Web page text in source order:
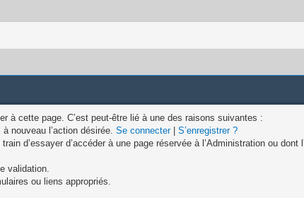
à cette page. C’est peut-être lié à une des raisons suivantes :
nouveau l’action désirée. Se connecter| S’enregistrer ?
d’essayer d’accéder à une page réservée à l’Administration ou
validation.
ou liens appropriés.